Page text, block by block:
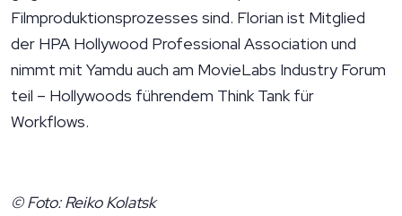
Filmproduktionsprozesses sind. Florian ist Mitglied
der HPA Hollywood Professional Association und
nimmt mit Yamdu auch am MovieLabs Industry Forum
teil – Hollywoods führendem Think Tank für
Workflows.
© Foto: Reiko Kolatsk